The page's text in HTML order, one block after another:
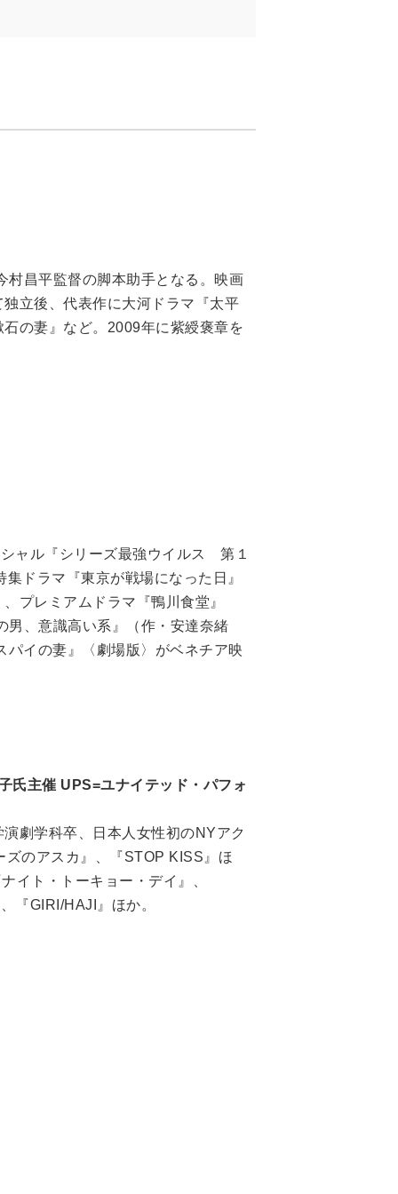
村昌平監督の脚本助手となる。映画
立後、代表作に大河ドラマ『太平
の妻』など。2009年に紫綬褒章を
ャル『シリーズ最強ウイルス 第１
ドラマ『東京が戦場になった日』
プレミアムドラマ『鴨川食堂』
男、意識高い系』（作・安達奈緒
イの妻』〈劇場版〉がベネチア映
氏主催 UPS=ユナイテッド・パフォ
劇学科卒、日本人女性初のNYアク
のアスカ』、『STOP KISS』ほ
イト・トーキョー・デイ』、
『GIRI/HAJI』ほか。